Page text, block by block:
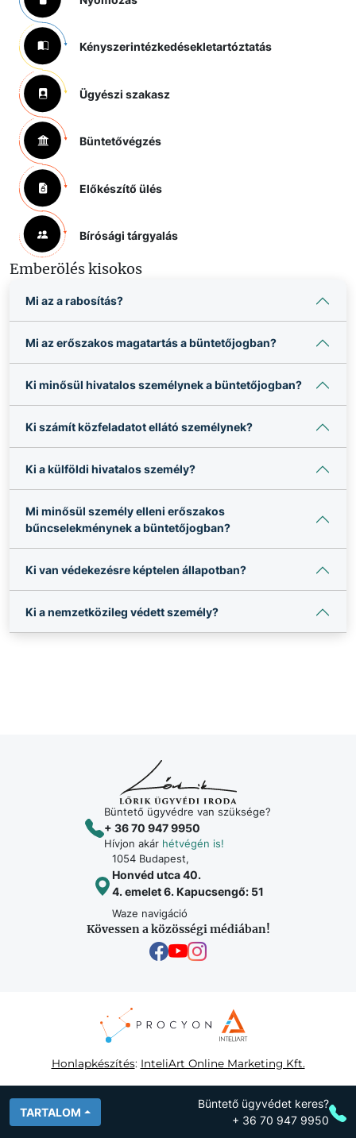
Kényszerintézkedésekletartóztatás
Ügyészi szakasz
Büntetővégzés
Előkészítő ülés
Bírósági tárgyalás
Emberölés kisokos
Mi az a rabosítás?
Mi az erőszakos magatartás a büntetőjogban?
Ki minősül hivatalos személynek a büntetőjogban?
Ki számít közfeladatot ellátó személynek?
Ki a külföldi hivatalos személy?
Mi minősül személy elleni erőszakos
bűncselekménynek a büntetőjogban?
Ki van védekezésre képtelen állapotban?
Ki a nemzetközileg védett személy?
Büntető ügyvédre van szüksége?
+ 36 70 947 9950
Hívjon akár hétvégén is!
1054 Budapest,
Honvéd utca 40.
4. emelet 6. Kapucsengő: 51
Waze navigáció
Kövessen a közösségi médiában!
Honlapkészítés: InteliArt Online Marketing Kft.
©
TARTALOM
Büntető ügyvédet keres?
+ 36 70 947 9950